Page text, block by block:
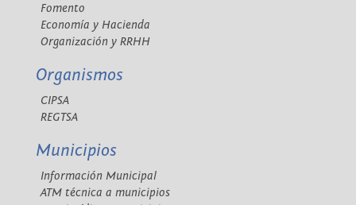
Fomento
Economía y Hacienda
Organización y RRHH
Organismos
CIPSA
REGTSA
Municipios
Información Municipal
ATM técnica a municipios